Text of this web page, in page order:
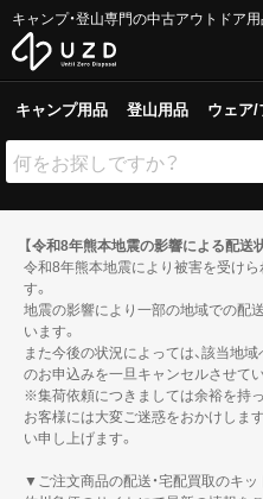
キャンプ・登山専門の中古アウトドア
キャンプ用品 登山用品 ウェア
【令和8年熊本地震の影響による配送
令和8年熊本地震により被害を受け
す。
地震の影響により一部の地域での配
います。
また今後の状況によっては、該当地
のお申込みを一旦キャンセルさせて
※集荷依頼につきましては余裕を持
お客様には大変ご迷惑をおかけしま
い申し上げます。
▼ご注文商品の配送・宅配買取のキ